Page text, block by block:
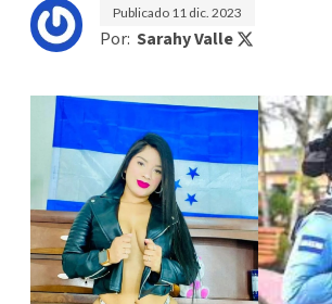
Publicado 11 dic. 2023
Por: Sarahy Valle